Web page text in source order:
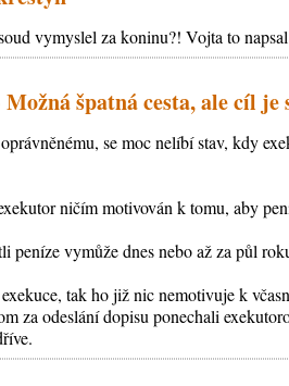
vymyslel za koninu?! Vojta to
špatná cesta, ale cíl je
se moc nelíbí stav, kdy
ničím motivován k tomu, aby
peníze vymůže dnes nebo až za půl
tak ho již nic nemotivuje k
za odeslání dopisu ponechali